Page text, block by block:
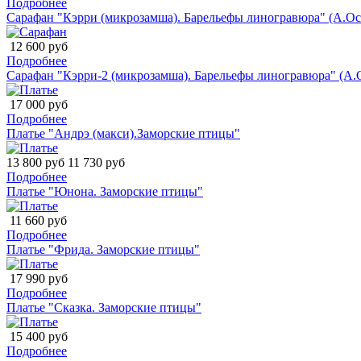
Сарафан "Кэрри (микрозамша). Барельефы линогравюра"
12 600 руб
Подробнее
Сарафан "Кэрри-2 (микрозамша). Барельефы линогравюра"
17 000 руб
Подробнее
Платье "Андрэ (макси).Заморские птицы"
13 800 руб 11 730 руб
Подробнее
Платье "Юнона. Заморские птицы"
11 660 руб
Подробнее
Платье "Фрида. Заморские птицы"
17 990 руб
Подробнее
Платье "Сказка. Заморские птицы"
15 400 руб
Подробнее